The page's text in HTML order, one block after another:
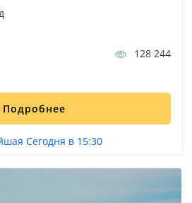
128 244
Подробнее
Сегодня в 15:30